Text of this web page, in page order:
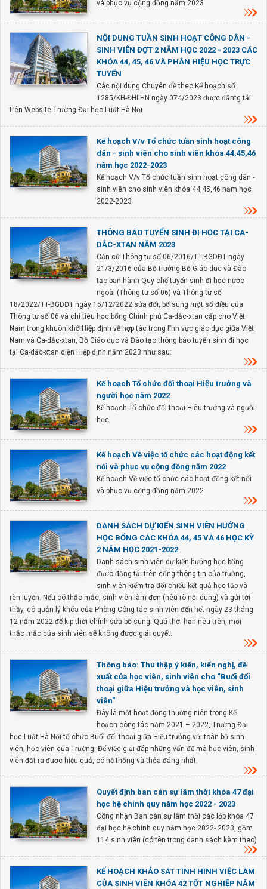
và phục vụ cộng đồng năm 2023
NỘI DUNG TUẦN SINH HOẠT CÔNG DÂN -
SINH VIÊN ĐỢT 2 NĂM HỌC 2022 - 2023 CÁC
KHÓA 44, 45, 46 VÀ PHÂN HIỆU HỌC TRỰC
TUYẾN
Các nội dung Chuyên đề theo Kế hoạch số
1285/KH-ĐHLHN ngày 074/2023 được đăntg tải
trên Website Trường Đại học Luật Hà Nội
Kế hoạch V/v Tổ chức tuần sinh hoạt công
dân - sinh viên cho sinh viên khóa 44,45,46
năm học 2022-2023
Kế hoạch V/v Tổ chức tuần sinh hoạt công dân -
sinh viên cho sinh viên khóa 44,45,46 năm học
2022-2023
THÔNG BÁO TUYỂN SINH ĐI HỌC TẠI CA-
DẮC-XTAN NĂM 2023
Căn cứ Thông tư số 06/2016/TT-BGDĐT ngày
21/3/2016 của Bộ trưởng Bộ Giáo dục và Đào
tạo ban hành Quy chế tuyển sinh đi học nước
ngoài (Thông tư số 06) và Thông tư số
18/2022/TT-BGDĐT ngày 15/12/2022 sửa đổi, bổ sung một số điều của
Thông tư số 06 và chỉ tiêu học bổng Chính phủ Ca-dắc-xtan cấp cho Việt
Nam trong khuôn khổ Hiệp định về hợp tác trong lĩnh vực giáo dục giữa Việt
Nam và Ca-dắc-xtan, Bộ Giáo dục và Đào tạo thông báo tuyển sinh đi học
tại Ca-dắc-xtan diện Hiệp định năm 2023 như sau:
Kế hoạch Tổ chức đối thoại Hiệu trưởng và
người học năm 2022
Kế hoạch Tổ chức đối thoại Hiệu trưởng và người
học
Kế hoạch Về việc tổ chức các hoạt động kết
nối và phục vụ cộng đồng năm 2022
Kế hoạch Về việc tổ chức các hoạt động kết nối
và phục vụ cộng đồng năm 2022
DANH SÁCH DỰ KIẾN SINH VIÊN HƯỞNG
HỌC BỔNG CÁC KHÓA 44, 45 VÀ 46 HỌC KỲ
2 NĂM HỌC 2021-2022
Danh sách sinh viên dự kiến hưởng học bổng
được đăng tải trên cổng thông tin của trường,
sinh viên kiểm tra đối chiếu kết quả học tập và
rèn luyện. Nếu có thắc mắc, sinh viên làm đơn (nêu rõ nội dung) và gửi tới
thầy, cô quản lý khóa của Phòng Công tác sinh viên đến hết ngày 23 tháng
12 năm 2022 để kịp thời chỉnh sửa bổ sung. Quá thời hạn nêu trên, mọi
thắc mắc của sinh viên sẽ không được giải quyết.
Thông báo: Thu thập ý kiến, kiến nghị, đề
xuất của học viên, sinh viên cho “Buổi đối
thoại giữa Hiệu trưởng và học viên, sinh
viên"
Đây là một hoạt động thường niên trong Kế
hoạch công tác năm 2021 – 2022, Trường Đại
học Luật Hà Nội tổ chức Buổi đối thoại giữa Hiệu trưởng với toàn bộ sinh
viên, học viên của Trường. Để việc giải đáp những vấn đề mà học viên, sinh
viên đặt ra được hiệu quả, có hệ thống và thỏa đáng nhất.
Quyết định ban cán sự lâm thời khóa 47 đại
học hệ chính quy năm học 2022 - 2023
Công nhận Ban cán sự lâm thời các lớp khóa 47
đại học hệ chính quy năm học 2022- 2023, gồm
114 sinh viên (có tên trong danh sách kèm theo)
KẾ HOẠCH KHẢO SÁT TÌNH HÌNH VIỆC LÀM
CỦA SINH VIÊN KHÓA 42 TỐT NGHIỆP NĂM